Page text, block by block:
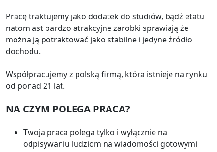
Pracę traktujemy jako dodatek do studiów, bądź etatu
natomiast bardzo atrakcyjne zarobki sprawiają że
można ją potraktować jako stabilne i jedyne źródło
dochodu.
Współpracujemy z polską firmą, która istnieje na rynku
od ponad 21 lat.
NA CZYM POLEGA PRACA?
Twoja praca polega tylko i wyłącznie na
odpisywaniu ludziom na wiadomości gotowymi